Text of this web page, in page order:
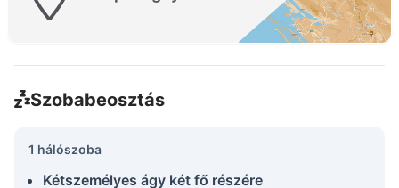
Szobabeosztás
1 hálószoba
Kétszemélyes ágy két fő részére